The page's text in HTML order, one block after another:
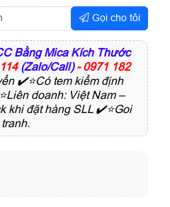
Gọi cho tôi
Bằng Mica Kích Thước
(Zalo/Call) - 0971 182
✔️⭐Có tem kiểm định
doanh: Việt Nam –
khi đặt hàng SLL ✔️⭐Goi